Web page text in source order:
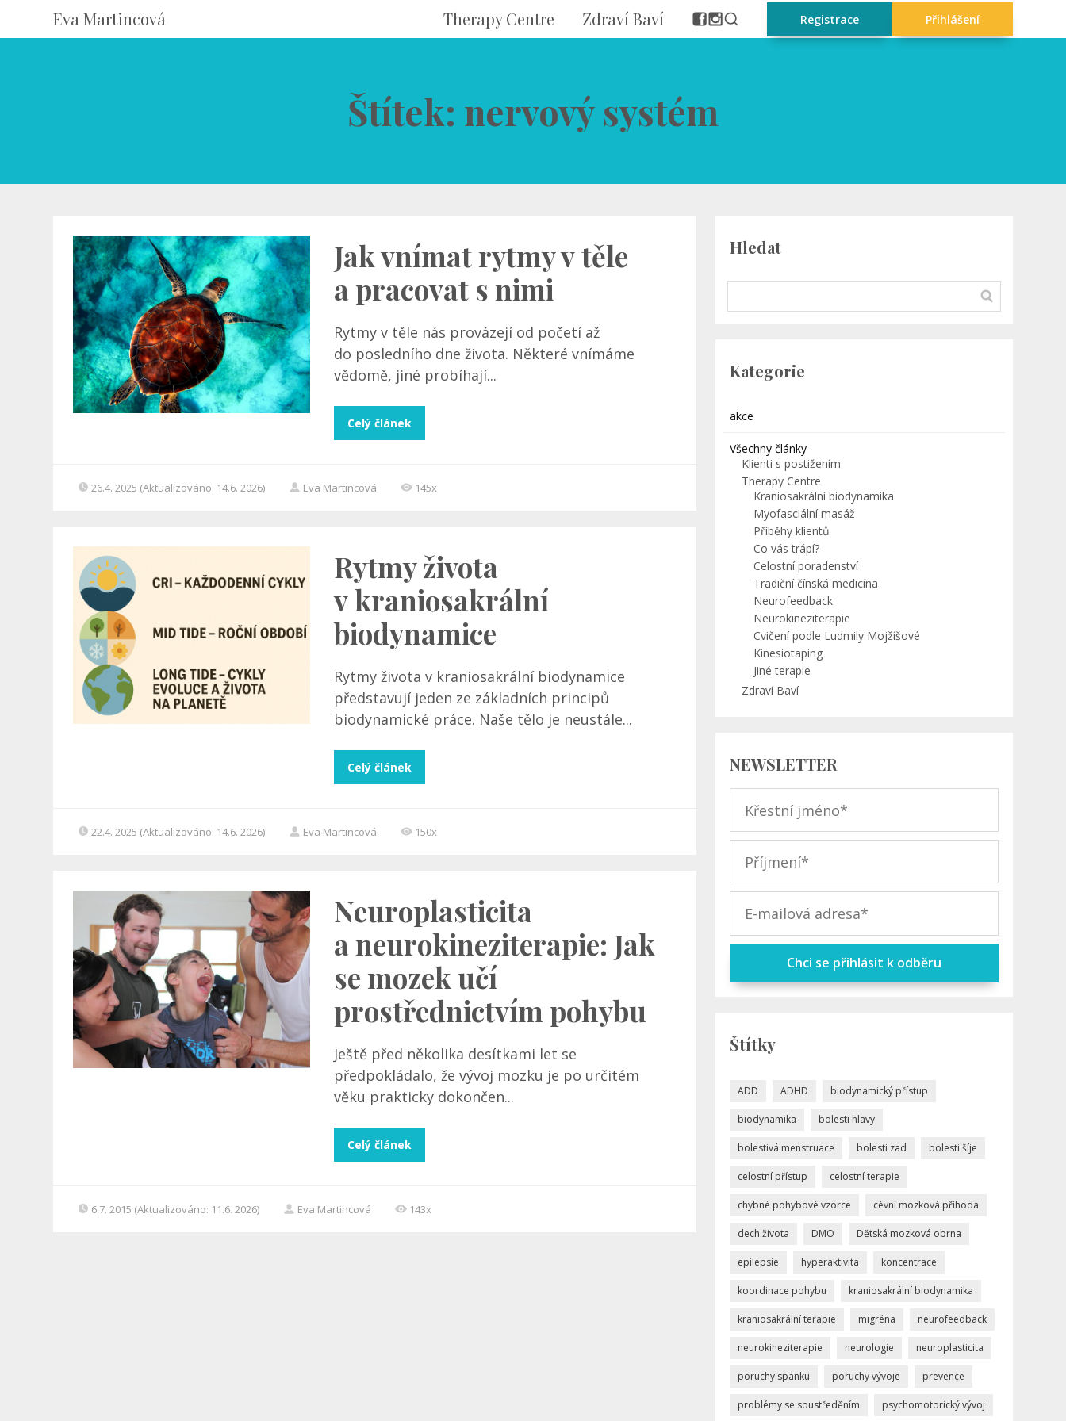
Eva Martincová Therapy Centre Zdraví Baví Registrace Přihlášení
Štítek: nervový systém
Jak vnímat rytmy v těle
a pracovat s nimi
Rytmy v těle nás provázejí od početí až
do posledního dne života. Některé vnímáme
vědomě, jiné probíhají...
Celý článek
26.4. 2025 (Aktualizováno: 14.6. 2026) Eva Martincová 145x
Rytmy života
v kraniosakrální
biodynamice
Rytmy života v kraniosakrální biodynamice
představují jeden ze základních principů
biodynamické práce. Naše tělo je neustále...
Celý článek
22.4. 2025 (Aktualizováno: 14.6. 2026) Eva Martincová 150x
Neuroplasticita
a neurokineziterapie: Jak
se mozek učí
prostřednictvím pohybu
Ještě před několika desítkami let se
předpokládalo, že vývoj mozku je po určitém
věku prakticky dokončen...
Celý článek
6.7. 2015 (Aktualizováno: 11.6. 2026) Eva Martincová 143x
Hledat
Kategorie
akce
Všechny články
Klienti s postižením
Therapy Centre
Kraniosakrální biodynamika
Myofasciální masáž
Příběhy klientů
Co vás trápí?
Celostní poradenství
Tradiční čínská medicína
Neurofeedback
Neurokineziterapie
Cvičení podle Ludmily Mojžíšové
Kinesiotaping
Jiné terapie
Zdraví Baví
NEWSLETTER
Chci se přihlásit k odběru
Štítky
ADD ADHD biodynamický přístup
biodynamika bolesti hlavy
bolestivá menstruace bolesti zad bolesti šíje
celostní přístup celostní terapie
chybné pohybové vzorce cévní mozková příhoda
dech života DMO Dětská mozková obrna
epilepsie hyperaktivita koncentrace
koordinace pohybu kraniosakrální biodynamika
kraniosakrální terapie migréna neurofeedback
neurokineziterapie neurologie neuroplasticita
poruchy spánku poruchy vývoje prevence
problémy se soustředěním psychomotorický vývoj